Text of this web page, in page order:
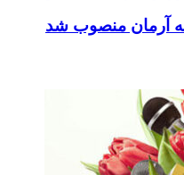
آرمان منصوب شد